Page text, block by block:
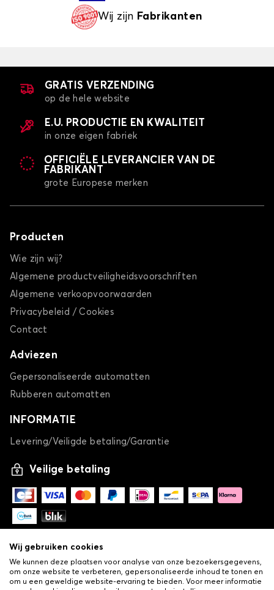
Wij zijn Fabrikanten
GRATIS VERZENDING
op de hele website
E.U. PRODUCTIE EN KWALITEIT
in onze eigen fabriek
OFFICIËLE LEVERANCIER VAN DE
FABRIKANT
grote Europese merken
Producten
Wie zijn wij?
Algemene productveiligheidsvoorschriften
Algemene verkoopvoorwaarden
Privacybeleid / Cookies
Contact
Adviezen
Gepersonaliseerde automatten
Rubberen automatten
INFORMATIE
Levering/Veiligde betaling/Garantie
Veilige betaling
Wij gebruiken cookies
We kunnen deze plaatsen voor analyse van onze bezoekersgegevens,
om onze website te verbeteren, gepersonaliseerde inhoud te tonen en
om u een geweldige website-ervaring te bieden. Voor meer informatie